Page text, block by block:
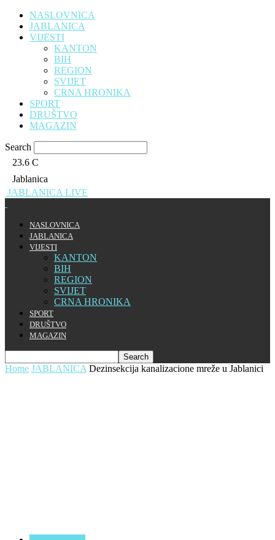
NASLOVNICA
JABLANICA
VIJESTI
KANTON
BIH
REGION
SVIJET
CRNA HRONIKA
SPORT
DRUŠTVO
MAGAZIN
Search
23.6 C
Jablanica
JABLANICA LIVE
NASLOVNICA
JABLANICA
VIJESTI
KANTON
BIH
REGION
SVIJET
CRNA HRONIKA
SPORT
DRUŠTVO
MAGAZIN
Home JABLANICA Dezinsekcija kanalizacione mreže u Jablanici